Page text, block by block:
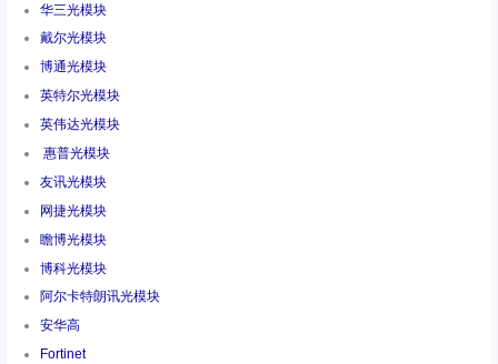
华三光模块
戴尔光模块
博通光模块
英特尔光模块
英伟达光模块
惠普光模块
友讯光模块
网捷光模块
瞻博光模块
博科光模块
阿尔卡特朗讯光模块
安华高
Fortinet